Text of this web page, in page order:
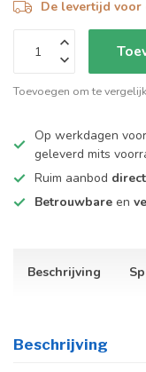
De levertijd voor
Toevoegen om te
Op werkdagen voor
geleverd mits
Ruim aanbod
Betrouwbare en
Beschrijving
Beschrijving